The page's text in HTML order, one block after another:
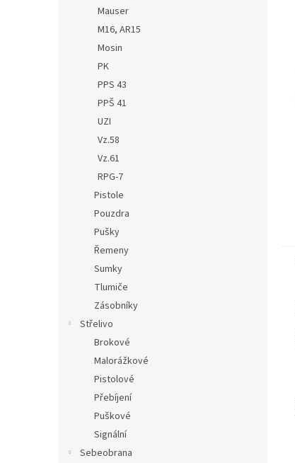
Mauser
M16, AR15
Mosin
PK
PPS 43
PPŠ 41
UZI
Vz.58
Vz.61
RPG-7
Pistole
Pouzdra
Pušky
Řemeny
Sumky
Tlumiče
Zásobníky
Střelivo
Brokové
Malorážkové
Pistolové
Přebíjení
Puškové
Signální
Sebeobrana